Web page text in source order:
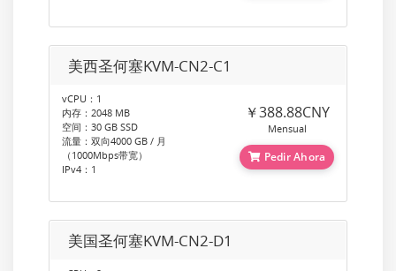
美西圣何塞KVM-CN2-C1
vCPU：1
内存：2048 MB
空间：30 GB SSD
流量：双向4000 GB / 月
（1000Mbps带宽）
IPv4：1
￥388.88CNY
Mensual
Pedir Ahora
美国圣何塞KVM-CN2-D1